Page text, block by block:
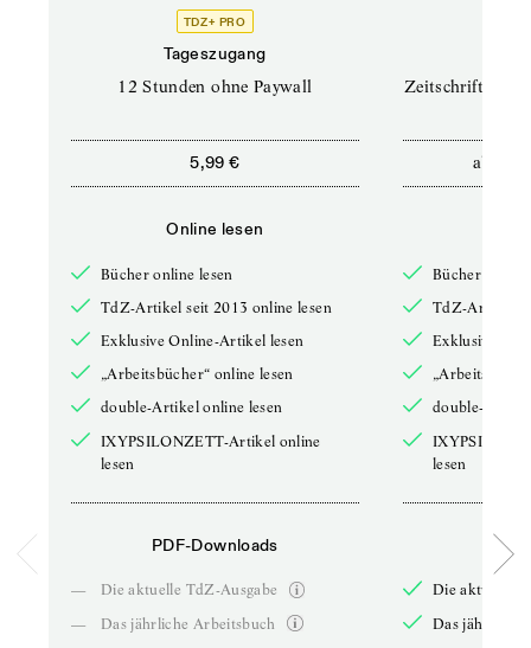
TDZ+ PRO
Tageszugang
12 Stunden ohne Paywall
5,99 €
Online lesen
Bücher online lesen
TdZ-Artikel seit 2013 online lesen
Exklusive Online-Artikel lesen
„Arbeitsbücher“ online lesen
double-Artikel online lesen
IXYPSILONZETT-Artikel online
lesen
PDF-Downloads
—
Die aktuelle TdZ-Ausgabe
—
Das jährliche Arbeitsbuch
Zeitschriften
ab
Bücher online
TdZ-Artikel
Exklusive
double-
lesen
Die aktuelle
Das jährliche